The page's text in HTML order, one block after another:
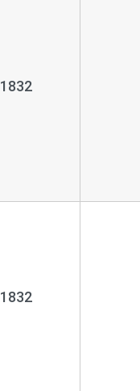
1832
1832